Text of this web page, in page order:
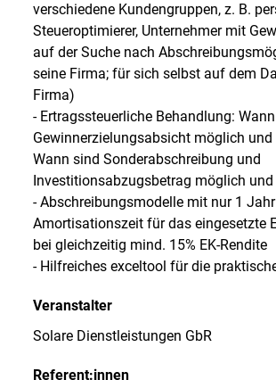
verschiedene Kundengruppen, z. B.
Steueroptimierer, Unternehmer mit
auf der Suche nach
seine Firma; für sich selbst auf dem
Firma)
- Ertragssteuerliche Behandlung:
Gewinnerzielungsabsicht möglich
Wann sind Sonderabschreibung und
Investitionsabzugsbetrag möglich
- Abschreibungsmodelle mit nur 1 Jahr
Amortisationszeit für das eingesetzte
bei gleichzeitig mind. 15% EK-Rendite
- Hilfreiches exceltool für die
Veranstalter
Solare Dienstleistungen GbR
Referent:innen